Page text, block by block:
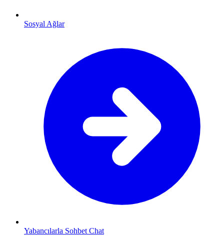
Sosyal Ağlar
Yabancılarla Sohbet Chat